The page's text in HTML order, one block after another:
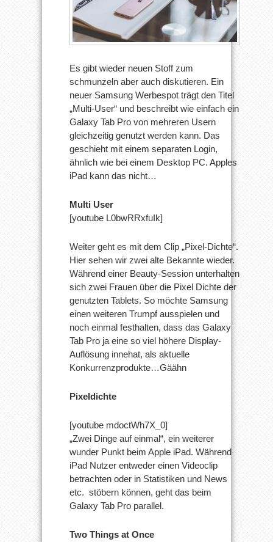
Es gibt wieder neuen Stoff zum
schmunzeln aber auch diskutieren. Ein
neuer Samsung Werbespot trägt den Titel
„Multi-User“ und beschreibt wie einfach ein
Galaxy Tab Pro von mehreren Usern
gleichzeitig genutzt werden kann. Das
geschieht mit einem separaten Login,
ähnlich wie bei einem Desktop PC. Apples
iPad kann das nicht…
Multi User
[youtube L0bwRRxfuIk]
Weiter geht es mit dem Clip „Pixel-Dichte“.
Hier sehen wir zwei alte Bekannte wieder.
Während einer Beauty-Session unterhalten
sich zwei Frauen über die Pixel Dichte der
genutzten Tablets. So möchte Samsung
einen weiteren Trumpf ausspielen und
noch einmal festhalten, dass das Galaxy
Tab Pro ja eine so viel höhere Display-
Auflösung innehat, als aktuelle
Konkurrenzprodukte…Gäähn
Pixeldichte
[youtube mdoctWh7X_0]
„Zwei Dinge auf einmal“, ein weiterer
wunder Punkt beim Apple iPad. Während
iPad Nutzer entweder einen Videoclip
betrachten oder in Statistiken und News
etc. stöbern können, geht das beim
Galaxy Tab Pro parallel.
Two Things at Once